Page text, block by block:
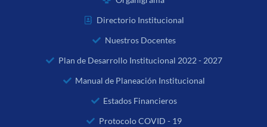
Directorio Institucional
Nuestros Docentes
Plan de Desarrollo Institucional 2022 - 2027
Manual de Planeación Institucional
Estados Financieros
Protocolo COVID - 19